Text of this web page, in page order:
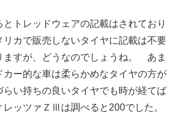
トレッドウェアの記載はされており
リカで販売しないタイヤに記載は不要
ますが、どうなのでしょうね。 あま
カー的な車は柔らかめなタイヤの方が
らい持ちの良いタイヤでも時が経てば
ッツァＺⅢは調べると200でした。